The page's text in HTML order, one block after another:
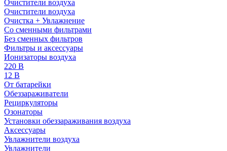
Очистители воздуха
Очистители воздуха
Очистка + Увлажнение
Cо сменными фильтрами
Без сменных фильтров
Фильтры и аксессуары
Ионизаторы воздуха
220 В
12 В
От батарейки
Обеззараживатели
Рециркуляторы
Озонаторы
Установки обеззараживания воздуха
Аксессуары
Увлажнители воздуха
Увлажнители